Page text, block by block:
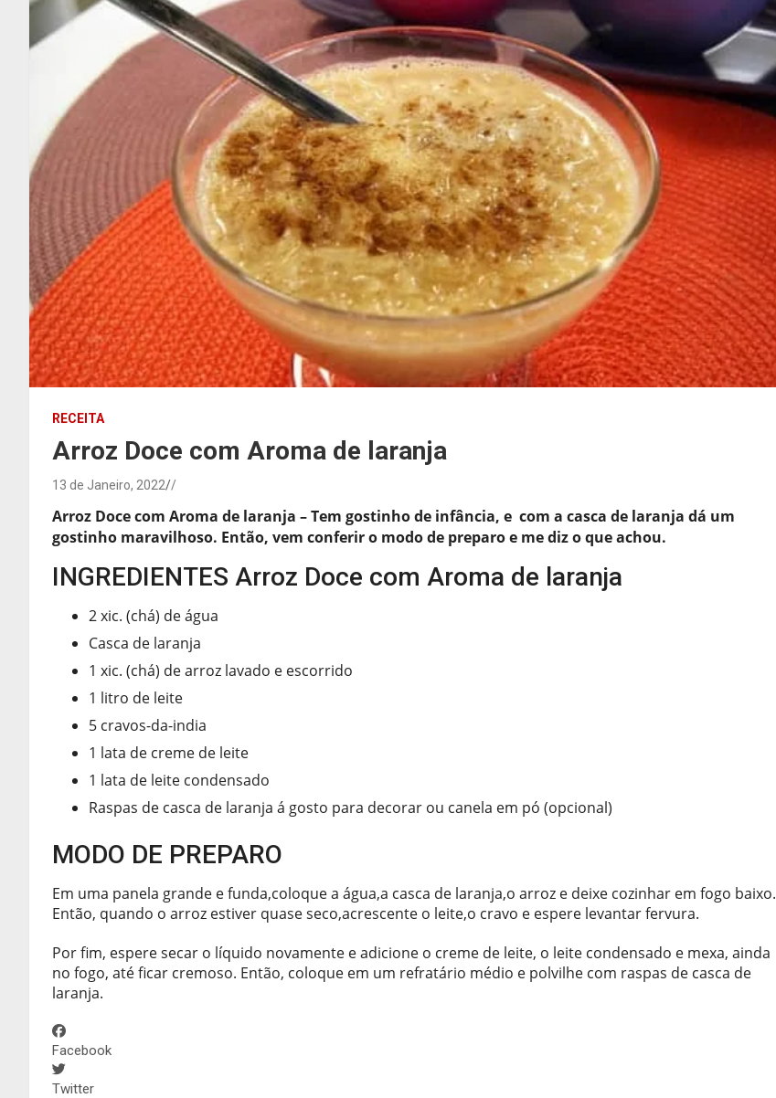
RECEITA
Arroz Doce com Aroma de laranja
13 de Janeiro, 2022 /
Arroz Doce com Aroma de laranja – Tem gostinho de infância, e com a casca de laranja dá um
gostinho maravilhoso. Então, vem conferir o modo de preparo e me diz o que achou.
INGREDIENTES Arroz Doce com Aroma de laranja
2 xic. (chá) de água
Casca de laranja
1 xic. (chá) de arroz lavado e escorrido
1 litro de leite
5 cravos-da-india
1 lata de creme de leite
1 lata de leite condensado
Raspas de casca de laranja á gosto para decorar ou canela em pó (opcional)
MODO DE PREPARO
Em uma panela grande e funda,coloque a água,a casca de laranja,o arroz e deixe cozinhar em fogo baixo.
Então, quando o arroz estiver quase seco,acrescente o leite,o cravo e espere levantar fervura.
Por fim, espere secar o líquido novamente e adicione o creme de leite, o leite condensado e mexa, ainda
no fogo, até ficar cremoso. Então, coloque em um refratário médio e polvilhe com raspas de casca de
laranja.
Facebook
Twitter